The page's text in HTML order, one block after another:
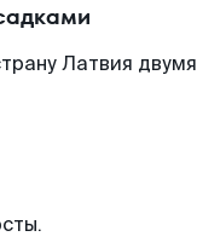
Латвия двумя